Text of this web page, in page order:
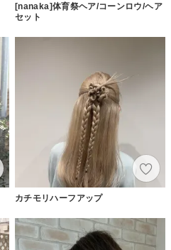
[nanaka]体育祭ヘア/コーンロウ/ヘア
セット
カチモリハーフアップ